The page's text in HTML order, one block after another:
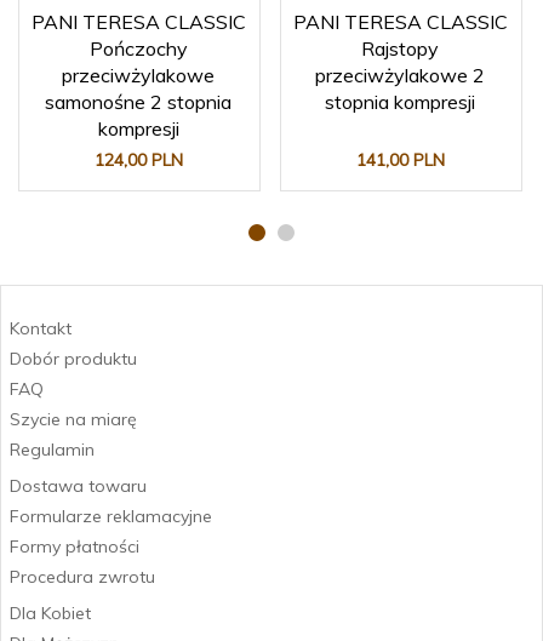
PANI TERESA CLASSIC
Pończochy
przeciwżylakowe
samonośne 2 stopnia
kompresji
124,00 PLN
PANI TERESA CLASSIC
Rajstopy
przeciwżylakowe 2
stopnia kompresji
141,00 PLN
Kontakt
Dobór produktu
FAQ
Szycie na miarę
Regulamin
Dostawa towaru
Formularze reklamacyjne
Formy płatności
Procedura zwrotu
Dla Kobiet